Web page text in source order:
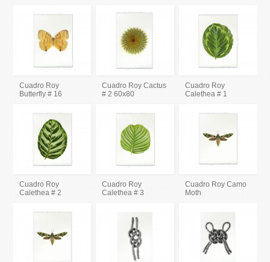
Cuadro Roy
Butterfly # 16
Cuadro Roy Cactus
# 2 60x80
Cuadro Roy
Calethea # 1
Cuadro Roy
Calethea # 2
Cuadro Roy
Calethea # 3
Cuadro Roy Camo
Moth